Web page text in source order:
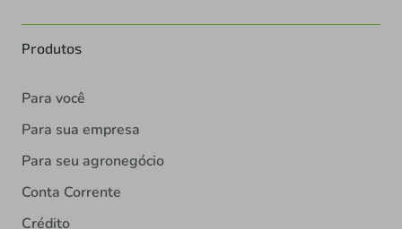
Produtos
Para você
Para sua empresa
Para seu agronegócio
Conta Corrente
Crédito